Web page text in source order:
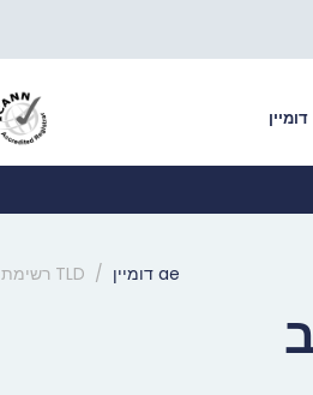
דומיין
רשימת TLD דומיין ae